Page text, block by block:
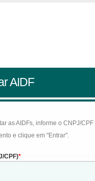
AIDF
as AIDFs, informe o CNPJ/
e clique em "Entrar".
CPF)